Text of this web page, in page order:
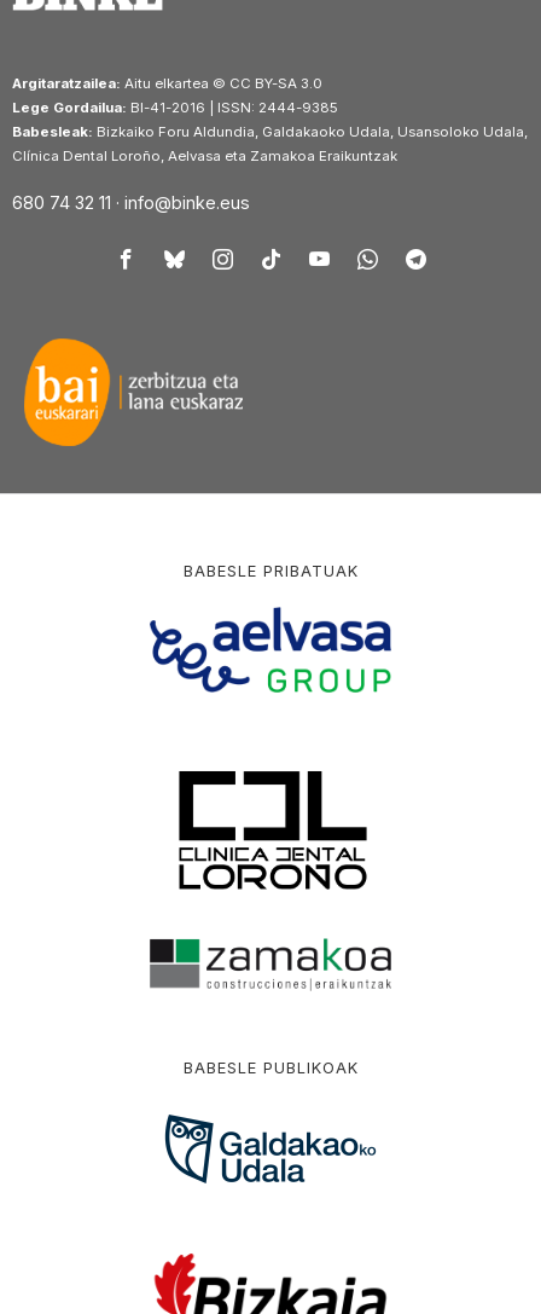
Argitaratzailea: Aitu elkartea © CC BY-SA 3.0
Lege Gordailua: BI-41-2016 | ISSN: 2444-9385
Babesleak: Bizkaiko Foru Aldundia, Galdakaoko Udala, Usansoloko Udala,
Clínica Dental Loroño, Aelvasa eta Zamakoa Eraikuntzak
680 74 32 11 · info@binke.eus
BABESLE PRIBATUAK
BABESLE PUBLIKOAK